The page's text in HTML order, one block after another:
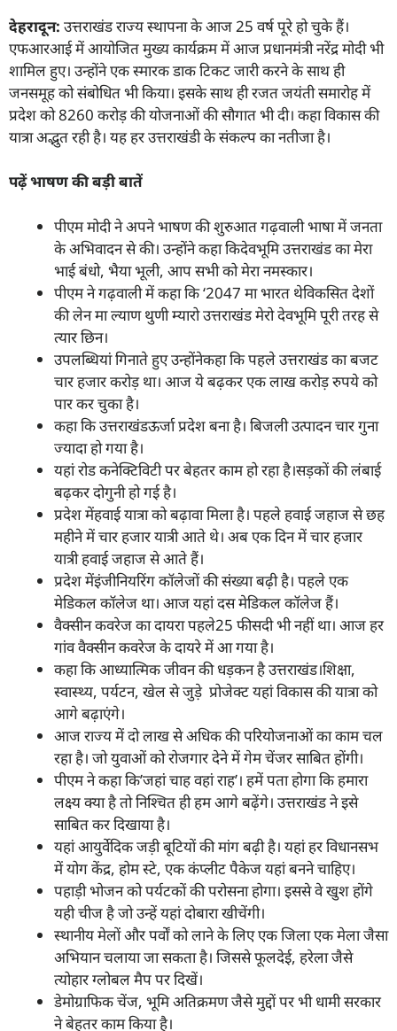
देहरादून: उत्तराखंड राज्य स्थापना के आज 25 वर्ष पूरे हो चुके हैं।
एफआरआई में आयोजित मुख्य कार्यक्रम में आज प्रधानमंत्री नरेंद्र मोदी भी
शामिल हुए। उन्होंने एक स्मारक डाक टिकट जारी करने के साथ ही
जनसमूह को संबोधित भी किया। इसके साथ ही रजत जयंती समारोह में
प्रदेश को 8260 करोड़ की योजनाओं की सौगात भी दी। कहा विकास की
यात्रा अद्भुत रही है। यह हर उत्तराखंडी के संकल्प का नतीजा है।
पढ़ें भाषण की बड़ी बातें
पीएम मोदी ने अपने भाषण की शुरुआत गढ़वाली भाषा में जनता
के अभिवादन से की। उन्होंने कहा किदेवभूमि उत्तराखंड का मेरा
भाई बंधो, भैया भूली, आप सभी को मेरा नमस्कार।
पीएम ने गढ़वाली में कहा कि ‘2047 मा भारत थेविकसित देशों
की लेन मा ल्याण थुणी म्यारो उत्तराखंड मेरो देवभूमि पूरी तरह से
त्यार छिन।
उपलब्धियां गिनाते हुए उन्होंनेकहा कि पहले उत्तराखंड का बजट
चार हजार करोड़ था। आज ये बढ़कर एक लाख करोड़ रुपये को
पार कर चुका है।
कहा कि उत्तराखंडऊर्जा प्रदेश बना है। बिजली उत्पादन चार गुना
ज्यादा हो गया है।
यहां रोड कनेक्टिविटी पर बेहतर काम हो रहा है।सड़कों की लंबाई
बढ़कर दोगुनी हो गई है।
प्रदेश मेंहवाई यात्रा को बढ़ावा मिला है। पहले हवाई जहाज से छह
महीने में चार हजार यात्री आते थे। अब एक दिन में चार हजार
यात्री हवाई जहाज से आते हैं।
प्रदेश मेंइंजीनियरिंग कॉलेजों की संख्या बढ़ी है। पहले एक
मेडिकल कॉलेज था। आज यहां दस मेडिकल कॉलेज हैं।
वैक्सीन कवरेज का दायरा पहले25 फीसदी भी नहीं था। आज हर
गांव वैक्सीन कवरेज के दायरे में आ गया है।
कहा कि आध्यात्मिक जीवन की धड़कन है उत्तराखंड।शिक्षा,
स्वास्थ्य, पर्यटन, खेल से जुड़े प्रोजेक्ट यहां विकास की यात्रा को
आगे बढ़ाएंगे।
आज राज्य में दो लाख से अधिक की परियोजनाओं का काम चल
रहा है। जो युवाओं को रोजगार देने में गेम चेंजर साबित होंगी।
पीएम ने कहा कि’जहां चाह वहां राह’। हमें पता होगा कि हमारा
लक्ष्य क्या है तो निश्चित ही हम आगे बढ़ेंगे। उत्तराखंड ने इसे
साबित कर दिखाया है।
यहां आयुर्वेदिक जड़ी बूटियों की मांग बढ़ी है। यहां हर विधानसभ
में योग केंद्र, होम स्टे, एक कंप्लीट पैकेज यहां बनने चाहिए।
पहाड़ी भोजन को पर्यटकों की परोसना होगा। इससे वे खुश होंगे
यही चीज है जो उन्हें यहां दोबारा खीचेंगी।
स्थानीय मेलों और पर्वों को लाने के लिए एक जिला एक मेला जैसा
अभियान चलाया जा सकता है। जिससे फूलदेई, हरेला जैसे
त्योहार ग्लोबल मैप पर दिखें।
डेमोग्राफिक चेंज, भूमि अतिक्रमण जैसे मुद्दों पर भी धामी सरकार
ने बेहतर काम किया है।